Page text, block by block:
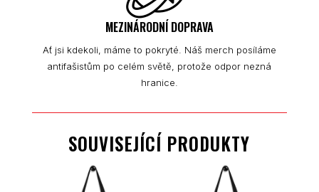
MEZINÁRODNÍ DOPRAVA
Ať jsi kdekoli, máme to pokryté. Náš merch posíláme
antifašistům po celém světě, protože odpor nezná
hranice.
SOUVISEJÍCÍ PRODUKTY